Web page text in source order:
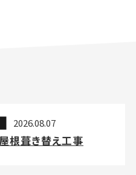
2026.08.07
根葺き替え工事